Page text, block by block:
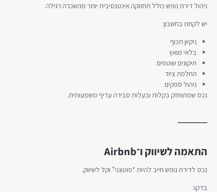
ניהול דירת נופש כולל תחזוקה אינטנסיבית יותר מהשכרה רגילה.
יש לקחת בחשבון:
ניקיון תכוף
בלאי מואץ
תיקונים שוטפים
החלפת ציוד
ניהול ספקים
נכס שמתוחזק בקלות ובעלות סבירה עדיף משמעותית.
התאמה לשיווק ו־Airbnb
נכס לדירת נופש חייב להיות “פוטוגני” וקל לשיווק.
בדקו: